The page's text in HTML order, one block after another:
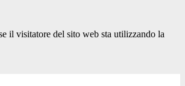
il visitatore del sito web sta utilizzando la